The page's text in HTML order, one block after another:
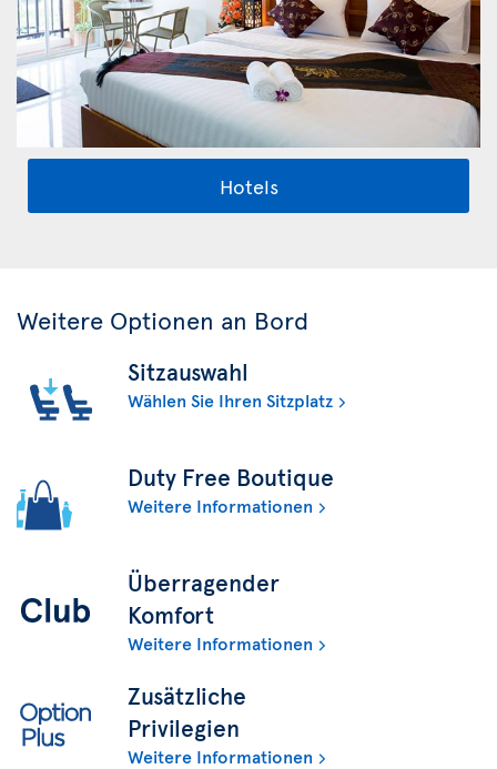
Hotels
Weitere Optionen an Bord
Sitzauswahl
Wählen Sie Ihren Sitzplatz
Duty Free Boutique
Weitere Informationen
Überragender
Komfort
Weitere Informationen
Zusätzliche
Privilegien
Weitere Informationen